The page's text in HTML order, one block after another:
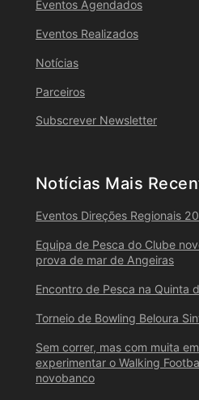
Eventos Agendados
Eventos Realizados
Notícias
Parceiros
Subscrever Newsletter
Notícias Mais
Eventos Direções Regionais
Equipa de Pesca do Clube
prova de mar de Angeiras
Encontro de Pesca na Quinta
Torneio de Bowling Beloura
Sem correr, mas com muita
experimentar o Walking
novobanco